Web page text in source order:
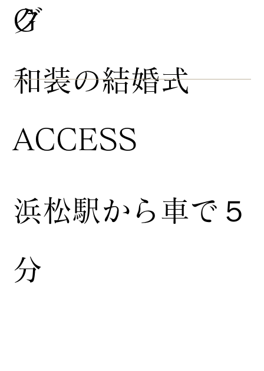
グ
​和装の結婚式
G
浜松駅から車で５
分
ACCESS